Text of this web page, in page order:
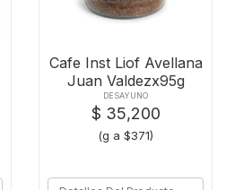
Cafe Inst Liof Avellana
Juan Valdezx95g
DESAYUNO
$ 35,200
(g a $371)